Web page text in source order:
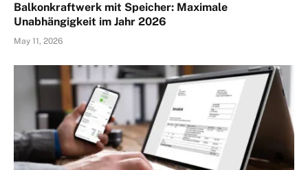
Balkonkraftwerk mit Speicher: Maximale
Unabhängigkeit im Jahr 2026
May 11, 2026